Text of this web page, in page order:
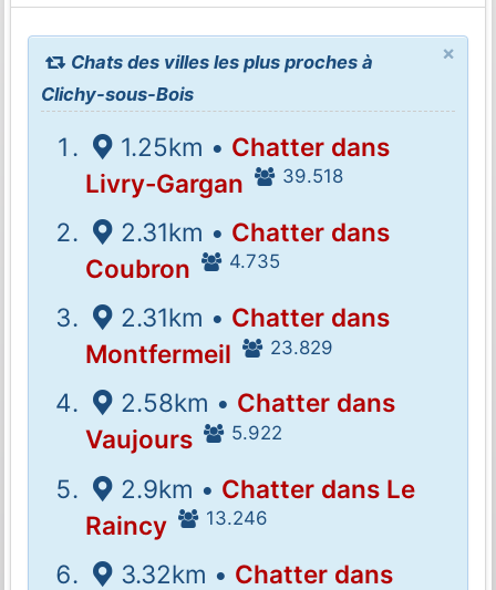
×
Chats des villes les plus proches à
Clichy-sous-Bois
1.25km • Chatter dans
Livry-Gargan
39.518
2.31km • Chatter dans
Coubron
4.735
2.31km • Chatter dans
Montfermeil
23.829
2.58km • Chatter dans
Vaujours
5.922
2.9km • Chatter dans Le
Raincy
13.246
3.32km • Chatter dans